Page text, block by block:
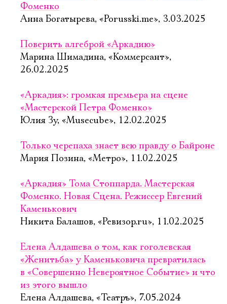
Фоменко
Анна Богатырева, «Porusski.me», 3.03.2025
Поверить алгеброй «Аркадию»
Марина Шимадина, «Коммерсант»,
26.02.2025
«Аркадия»: громкая премьера на сцене
«Мастерской Петра Фоменко»
Юлия Зу, «Musecube», 12.02.2025
Только черепаха знает всю правду о Байроне
Мария Позина, «Метро», 11.02.2025
«Аркадия» Тома Стоппарда. Мастерская
Фоменко. Новая Сцена. Режиссер Евгений
Каменькович
Никита Балашов, «Ревизор.ru», 11.02.2025
Елена Алдашева о том, как гоголевская
«Женитьба» у Каменьковича превратилась
в «Совершенно Невероятное Событие» и что
из этого вышло
Елена Алдашева, «Театръ», 7.05.2024